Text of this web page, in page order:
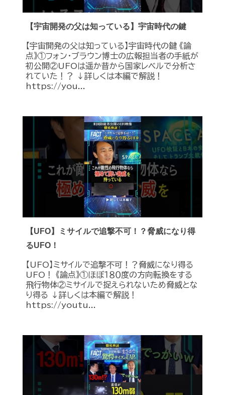
【宇宙開発の父は知っている】宇宙時代の鍵
【宇宙開発の父は知っている】宇宙時代の鍵 《論
点》①フォン・ブラウン博士の広報担当者の手紙が
初公開②UFOは遥か昔から国家レベルで分析さ
れていた！？ ↓詳しくは本編で解説！
https://you...
【UFO】ミサイルで追撃不可！？脅威になり得
るUFO！
【UFO】ミサイルで追撃不可！？脅威になり得る
UFO！ 《論点》①ほぼ１８０度の方向転換をする
飛行物体②ミサイルで捉えられないため脅威とな
り得る ↓詳しくは本編で解説！
https://youtu...